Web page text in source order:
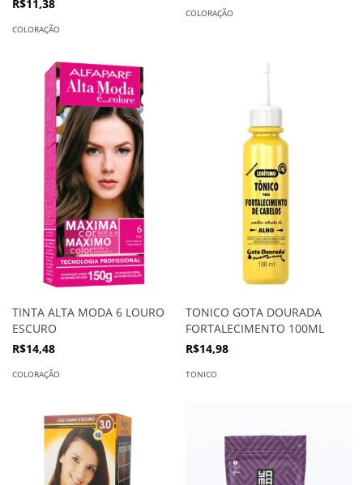
R$11,38
COLORAÇÃO
COLORAÇÃO
TINTA ALTA MODA 6 LOURO
ESCURO
R$14,48
COLORAÇÃO
TONICO GOTA DOURADA
FORTALECIMENTO 100ML
R$14,98
TONICO